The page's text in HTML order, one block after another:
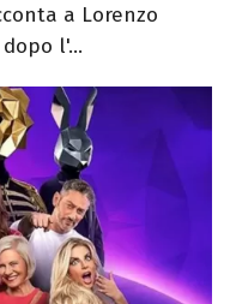
a Lorenzo
l'...